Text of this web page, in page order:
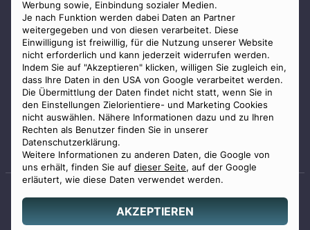
Werbung sowie, Einbindung sozialer Medien.
Je nach Funktion werden dabei Daten an Partner
weitergegeben und von diesen verarbeitet. Diese
Einwilligung ist freiwillig, für die Nutzung unserer Website
nicht erforderlich und kann jederzeit widerrufen werden.
Indem Sie auf "Akzeptieren" klicken, willigen Sie zugleich ein,
dass Ihre Daten in den USA von Google verarbeitet werden.
Die Übermittlung der Daten findet nicht statt, wenn Sie in
den Einstellungen Zielorientiere- und Marketing Cookies
nicht auswählen. Nähere Informationen dazu und zu Ihren
Rechten als Benutzer finden Sie in unserer
Datenschutzerklärung.
Weitere Informationen zu anderen Daten, die Google von
uns erhält, finden Sie auf dieser Seite, auf der Google
erläutert, wie diese Daten verwendet werden.
AKZEPTIEREN
Widerrufsbelehrung
Zahlungsmöglichkeiten
Staatlich geprüfter
© 2026 Benu GmbH. Alle Rechte vorbehalten.